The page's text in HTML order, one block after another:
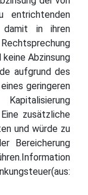
entrichtenden
damit in ihren
Abzinsung
aufgrund des
geringeren
zusätzliche
und würde zu
Bereicherung